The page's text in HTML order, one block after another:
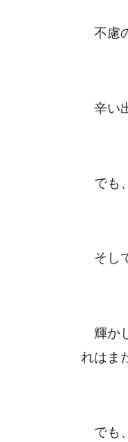
不慮
辛い
でも
そし
輝か
れはま
でも